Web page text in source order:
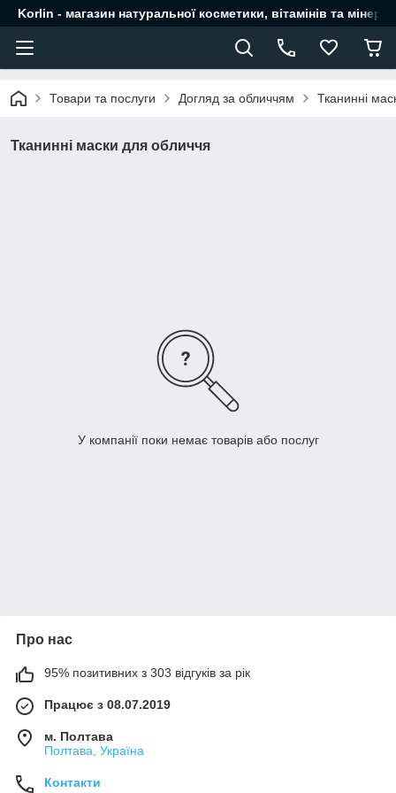
Korlin - магазин натуральної косметики, вітамінів та
Товари та послуги Догляд за обличчям Тканинні
Тканинні маски для обличчя
У компанії поки немає товарів або послуг
Про нас
95% позитивних з 303 відгуків за рік
Працює з 08.07.2019
м. Полтава
Полтава, Україна
Контакти